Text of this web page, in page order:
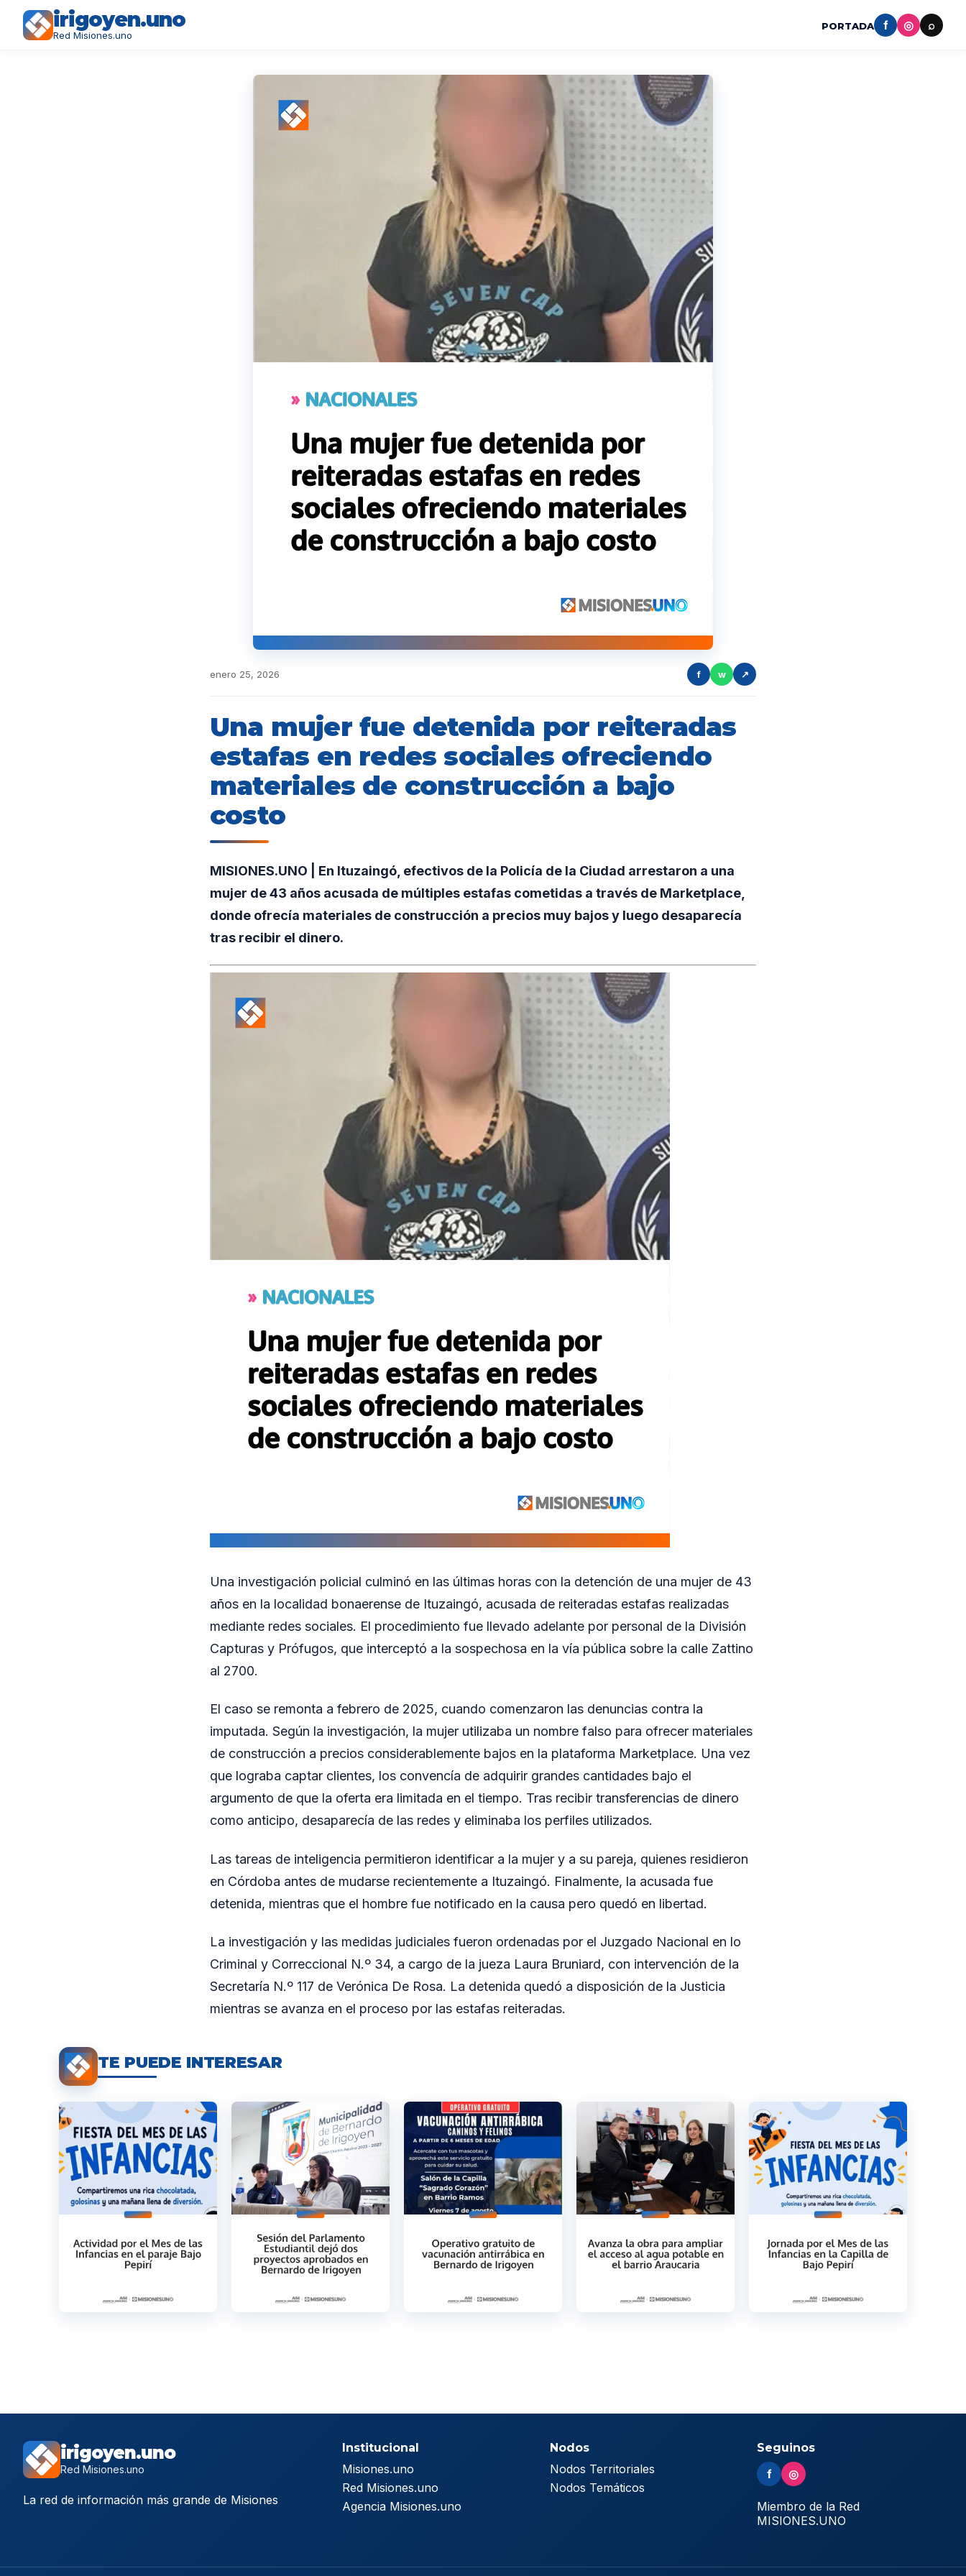
irigoyen.uno
Red Misiones.uno
PORTADA f ◎ ⌕
enero 25, 2026 f w ↗
Una mujer fue detenida por reiteradas
estafas en redes sociales ofreciendo
materiales de construcción a bajo
costo
MISIONES.UNO | En Ituzaingó, efectivos de la Policía de la Ciudad arrestaron a una
mujer de 43 años acusada de múltiples estafas cometidas a través de Marketplace,
donde ofrecía materiales de construcción a precios muy bajos y luego desaparecía
tras recibir el dinero.
Una investigación policial culminó en las últimas horas con la detención de una mujer de 43
años en la localidad bonaerense de Ituzaingó, acusada de reiteradas estafas realizadas
mediante redes sociales. El procedimiento fue llevado adelante por personal de la División
Capturas y Prófugos, que interceptó a la sospechosa en la vía pública sobre la calle Zattino
al 2700.
El caso se remonta a febrero de 2025, cuando comenzaron las denuncias contra la
imputada. Según la investigación, la mujer utilizaba un nombre falso para ofrecer materiales
de construcción a precios considerablemente bajos en la plataforma Marketplace. Una vez
que lograba captar clientes, los convencía de adquirir grandes cantidades bajo el
argumento de que la oferta era limitada en el tiempo. Tras recibir transferencias de dinero
como anticipo, desaparecía de las redes y eliminaba los perfiles utilizados.
Las tareas de inteligencia permitieron identificar a la mujer y a su pareja, quienes residieron
en Córdoba antes de mudarse recientemente a Ituzaingó. Finalmente, la acusada fue
detenida, mientras que el hombre fue notificado en la causa pero quedó en libertad.
La investigación y las medidas judiciales fueron ordenadas por el Juzgado Nacional en lo
Criminal y Correccional N.º 34, a cargo de la jueza Laura Bruniard, con intervención de la
Secretaría N.º 117 de Verónica De Rosa. La detenida quedó a disposición de la Justicia
mientras se avanza en el proceso por las estafas reiteradas.
TE PUEDE INTERESAR
irigoyen.uno
Red Misiones.uno
La red de información más grande de Misiones
Institucional
Misiones.uno
Red Misiones.uno
Agencia Misiones.uno
Nodos
Nodos Territoriales
Nodos Temáticos
Seguinos
f ◎
Miembro de la Red
MISIONES.UNO